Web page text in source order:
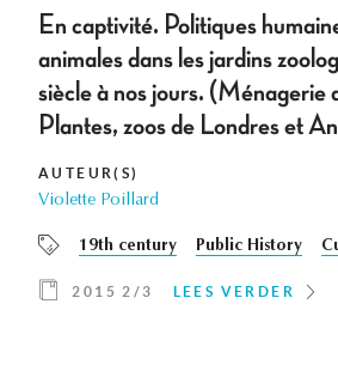
En captivité. Politiques
animales dans les jardins
siècle à nos jours. (Ménagerie
Plantes, zoos de Londres et
AUTEUR(S)
Violette Poillard
19th century Public History
2015 2/3 LEES VERDER